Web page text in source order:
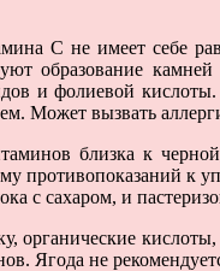
С не имеет себе
образование
и фолиевой
Может вызвать
близка к
противопоказаний к
с сахаром, и
органические
Ягода не